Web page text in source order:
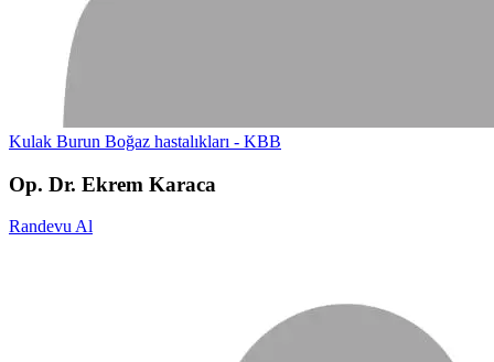
Kulak Burun Boğaz hastalıkları - KBB
Op. Dr. Ekrem Karaca
Randevu Al